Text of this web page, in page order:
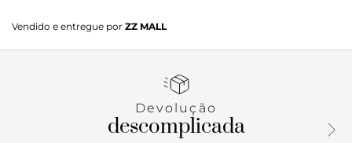
sola flat e formato arredondado na ponta. Traz tira fina que
passa entre os dedos, com aplicação de metais dourados,
horizontal. Possui ainda tira fina em torno do calcanhar
marrom lisa e inscrição do nome da marca. Aberta, exibe
Vendido e entregue por ZZ MALL
Devolução
descomplicada